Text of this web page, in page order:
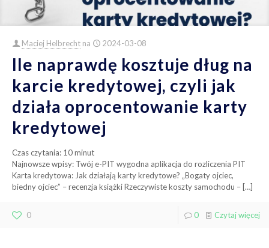
Maciej Helbrecht na 2024-03-08
Ile naprawdę kosztuje dług na
karcie kredytowej, czyli jak
działa oprocentowanie karty
kredytowej
Czas czytania: 10minut
Najnowsze wpisy: Twój e-PIT wygodna aplikacja do rozliczenia PIT
Karta kredytowa: Jak działają karty kredytowe? „Bogaty ojciec,
biedny ojciec” – recenzja książki Rzeczywiste koszty samochodu – […]
0 0 Czytaj więcej